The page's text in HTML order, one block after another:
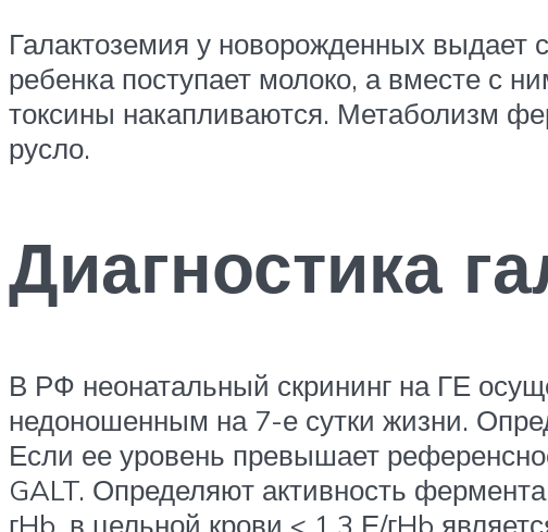
Галактоземия у новорожденных выдает
ребенка поступает молоко, а вместе с
токсины накапливаются. Метаболизм
русло.
Диагностика
В РФ неонатальный скрининг на ГЕ
недоношенным на 7-е сутки жизни.
Если ее уровень превышает
GALT. Определяют активность
гHb, в цельной крови < 1,3 Е/гHb